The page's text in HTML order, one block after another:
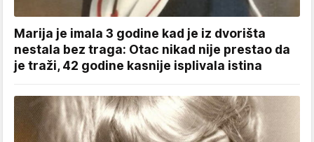
Marija je imala 3 godine kad je iz dvorišta
nestala bez traga: Otac nikad nije prestao da
je traži, 42 godine kasnije isplivala istina